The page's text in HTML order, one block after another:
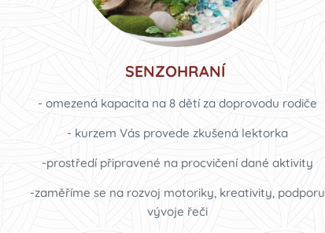
SENZOHRANÍ
- omezená kapacita na 8 dětí za doprovodu rodiče
- kurzem Vás provede zkušená lektorka
-prostředí připravené na procvičení dané aktivity
-zaměříme se na rozvoj motoriky, kreativity, podporu
vývoje řeči